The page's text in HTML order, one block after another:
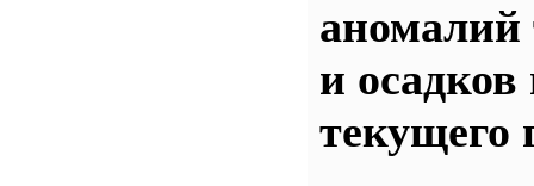
аномалий
и
текущего